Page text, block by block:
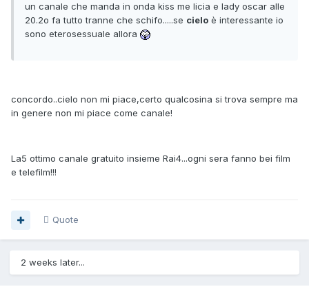
un canale che manda in onda kiss me licia e lady oscar alle
20.2o fa tutto tranne che schifo.....se cielo è interessante io
sono eterosessuale allora
concordo..cielo non mi piace,certo qualcosina si trova sempre ma
in genere non mi piace come canale!
La5 ottimo canale gratuito insieme Rai4...ogni sera fanno bei film
e telefilm!!!
Quote
2 weeks later...